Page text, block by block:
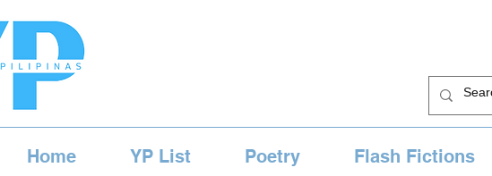
Home YP List Poetry Flash Fictions